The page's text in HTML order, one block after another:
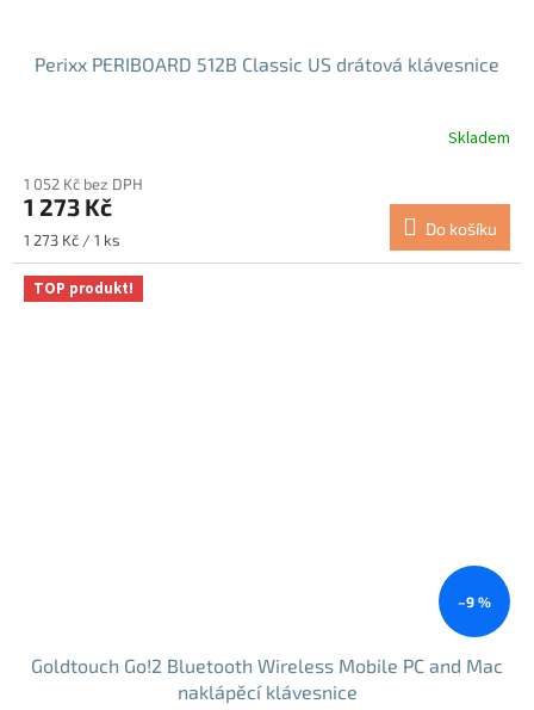
Perixx PERIBOARD 512B Classic US drátová klávesnice
produktu
je
4,7
5
hvězdiček.
Skladem
1 052 Kč bez DPH
1 273 Kč
Měrná
cena:
1 273 Kč / 1 ks
Do košíku
TOP produkt!
–9 %
Goldtouch Go!2 Bluetooth Wireless Mobile PC and Mac
naklápěcí klávesnice